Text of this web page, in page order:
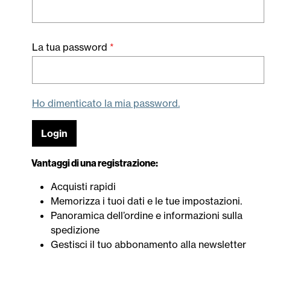
La tua password *
Ho dimenticato la mia password.
Login
Vantaggi di una registrazione:
Acquisti rapidi
Memorizza i tuoi dati e le tue impostazioni.
Panoramica dell’ordine e informazioni sulla
spedizione
Gestisci il tuo abbonamento alla newsletter